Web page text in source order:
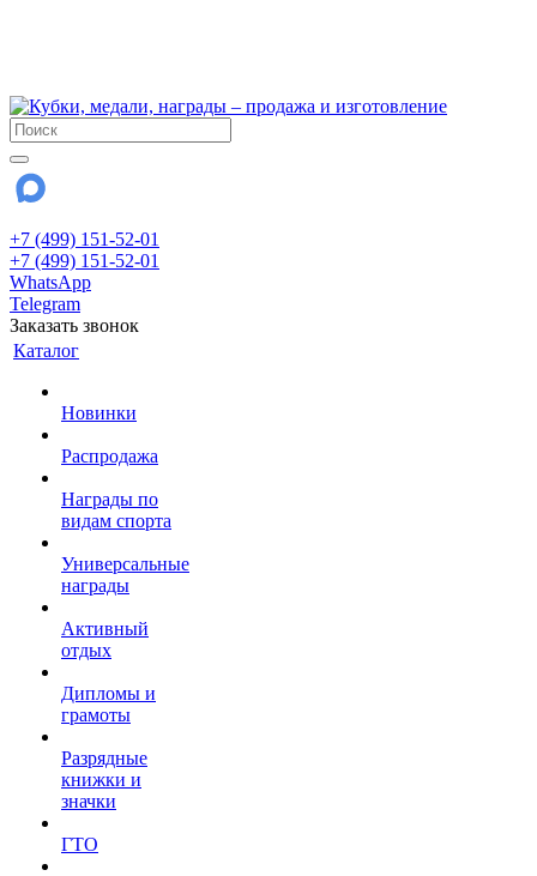
+7 (499) 151-52-01
+7 (499) 151-52-01
WhatsApp
Telegram
Заказать звонок
Каталог
Новинки
Распродажа
Награды по
видам спорта
Универсальные
награды
Активный
отдых
Дипломы и
грамоты
Разрядные
книжки и
значки
ГТО